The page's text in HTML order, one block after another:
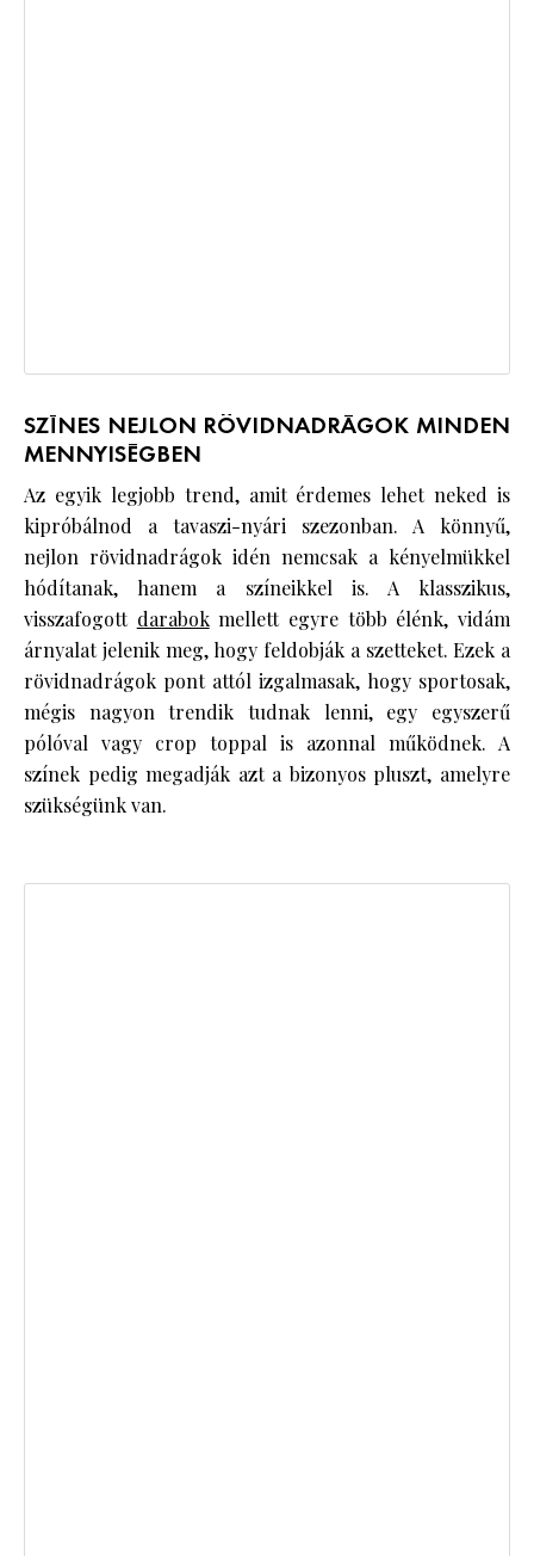
SZÍNES NEJLON RÖVIDNADRÁGOK MINDEN
MENNYISÉGBEN
Az egyik legjobb trend, amit érdemes lehet neked is
kipróbálnod a tavaszi-nyári szezonban. A könnyű,
nejlon rövidnadrágok idén nemcsak a kényelmükkel
hódítanak, hanem a színeikkel is. A klasszikus,
visszafogott darabokmellett egyre több élénk, vidám
árnyalat jelenik meg, hogy feldobják a szetteket. Ezek a
rövidnadrágok pont attól izgalmasak, hogy sportosak,
mégis nagyon trendik tudnak lenni, egy egyszerű
pólóval vagy crop toppal is azonnal működnek. A
színek pedig megadják azt a bizonyos pluszt, amelyre
szükségünk van.